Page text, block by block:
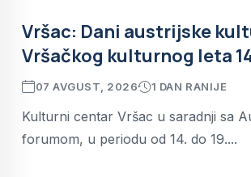
Vršac: Dani austrijske
Vršačkog kulturnog leta
07 AVGUST, 2026 1 DAN RANIJE
Kulturni centar Vršac u saradnji sa
forumom, u periodu od 14. do 19....